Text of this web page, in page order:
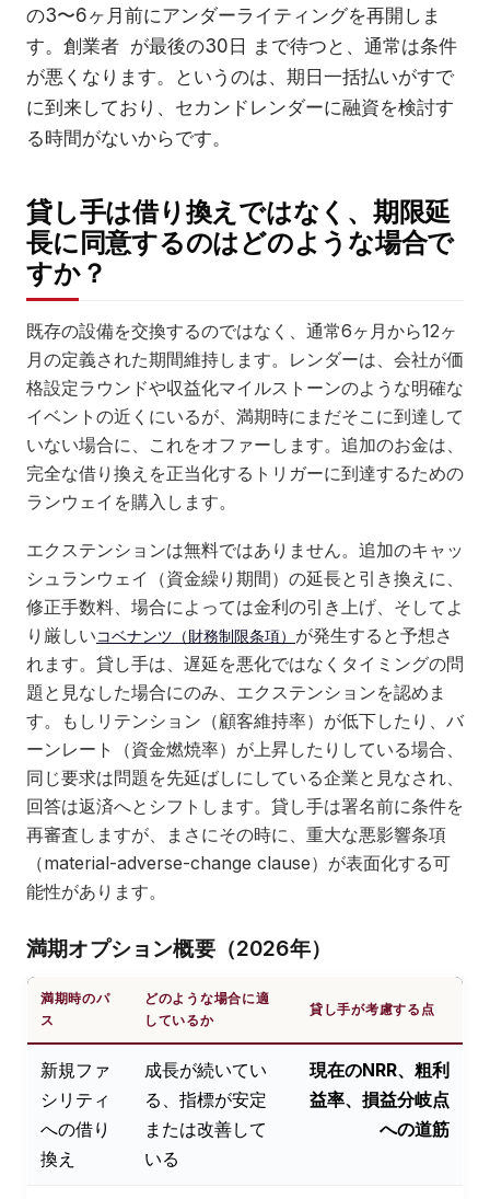
の3〜6ヶ月前にアンダーライティングを再開しま
す。創業者 ​​ が最後の30日​​ まで待つと、通常は条件
が悪くなります。というのは、期日一括払いがすで
に到来しており、セカンドレンダーに融資を検討す
る時間がないからです。
貸し手は借り換えではなく、期限延
長に同意するのはどのような場合で
すか？
既存の設備を交換するのではなく、通常6ヶ月から12ヶ
月の定義された期間維持します。レンダーは、会社が価
格設定ラウンドや収益化マイルストーンのような明確な
イベントの近くにいるが、満期時にまだそこに到達して
いない場合に、これをオファーします。追加のお金は、
完全な借り換えを正当化するトリガーに到達するための
ランウェイを購入します。
エクステンションは無料ではありません。追加のキャッ
シュランウェイ（資金繰り期間）の延長と引き換えに、
修正手数料、場合によっては金利の引き上げ、そしてよ
り厳しいコベナンツ（財務制限条項） が発生すると予想さ
れます。貸し手は、遅延を悪化ではなくタイミングの問
題と見なした場合にのみ、エクステンションを認めま
す。もしリテンション（顧客維持率）が低下したり、バ
ーンレート（資金燃焼率）が上昇したりしている場合、
同じ要求は問題を先延ばしにしている企業と見なされ、
回答は返済へとシフトします。貸し手は署名前に条件を
再審査しますが、まさにその時に、重大な悪影響条項
（material-adverse-change clause）が表面化する可
能性があります。
満期オプション概要（2026年）
満期時のパ
ス
どのような場合に適
しているか
貸し手が考慮する点
新規ファ
シリティ
への借り
換え
成長が続いてい
る、指標が安定
または改善して
いる
現在のNRR、粗利
益率、損益分岐点
への道筋